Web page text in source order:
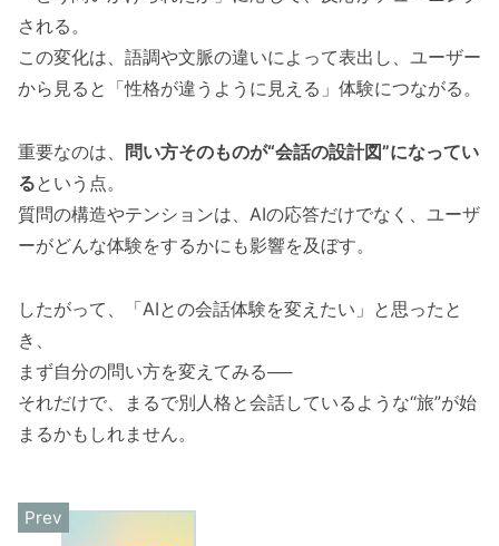
される。
この変化は、語調や文脈の違いによって表出し、ユーザー
から見ると「性格が違うように見える」体験につながる。
重要なのは、 問い方そのものが“会話の設計図”になってい
るという点。
質問の構造やテンションは、AIの応答だけでなく、ユーザ
ーがどんな体験をするかにも影響を及ぼす。
したがって、「AIとの会話体験を変えたい」と思ったと
き、
まず自分の問い方を変えてみる──
それだけで、まるで別人格と会話しているような“旅”が始
まるかもしれません。